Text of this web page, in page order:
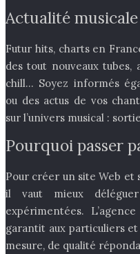
Actualité
Futur hits, charts en
des tout nouveaux tubes,
chill… Soyez informés
ou des actus de vos
sur l’univers musical :
Pourquoi passer
Pour créer un site Web et
il vaut mieux
expérimentées.
garantit aux particuliers
mesure, de qualité